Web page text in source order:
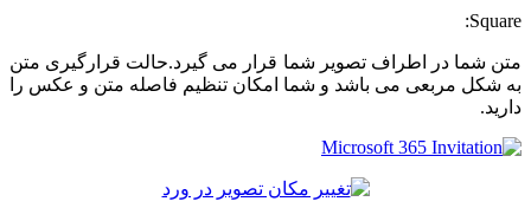
Square:
متن شما در اطراف تصویر شما قرار می گیرد.حالت قرارگیری متن
به شکل مربعی می باشد و شما امکان تنظیم فاصله متن و عکس را
دارید.